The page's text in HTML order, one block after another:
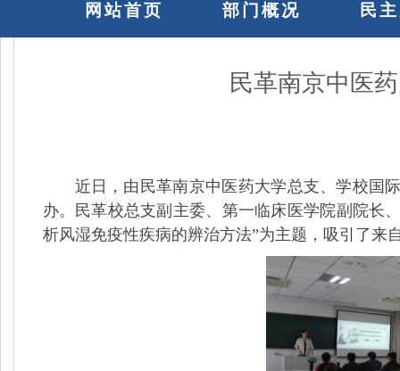
网站首页 部门概况 民
民革南京中医
近日，由民革南京中医药大学总支、学校国
办。民革校总支副主委、第一临床医学院副院长
析风湿免疫性疾病的辨治方法”为主题，吸引了来